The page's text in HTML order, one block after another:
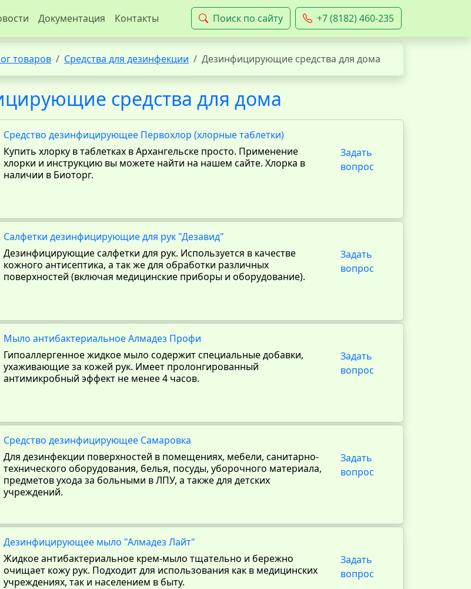
Документация Контакты Поиск по сайту +7 (8182) 460-235
товаров Средства для дезинфекции Дезинфицирующие средства для дома
средства для дома
Средство дезинфицирующее Первохлор (хлорные таблетки)
Купить хлорку в таблетках в Архангельске просто. Применение
хлорки и инструкцию вы можете найти на нашем сайте. Хлорка в
наличии в Биоторг.
Задать
вопрос
Салфетки дезинфицирующие для рук "Дезавид"
Дезинфицирующие салфетки для рук. Используется в качестве
кожного антисептика, а так же для обработки различных
поверхностей (включая медицинские приборы и оборудование).
Задать
вопрос
Мыло антибактериальное Алмадез Профи
Гипоаллергенное жидкое мыло содержит специальные добавки,
ухаживающие за кожей рук. Имеет пролонгированный
антимикробный эффект не менее 4 часов.
Задать
вопрос
Средство дезинфицирующее Самаровка
Для дезинфекции поверхностей в помещениях, мебели, санитарно-
технического оборудования, белья, посуды, уборочного материала,
предметов ухода за больными в ЛПУ, а также для детских
учреждений.
Задать
вопрос
Дезинфицирующее мыло "Алмадез Лайт"
Жидкое антибактериальное крем-мыло тщательно и бережно
очищает кожу рук. Подходит для использования как в медицинских
учреждениях, так и населением в быту.
Задать
вопрос